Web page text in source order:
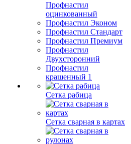
Профнастил
оцинкованный
Профнастил Эконом
Профнастил Стандарт
Профнастил Премиум
Профнастил
Двухсторонний
Профнастил
крашенный 1
Сетка рабица
Сетка сварная в картах